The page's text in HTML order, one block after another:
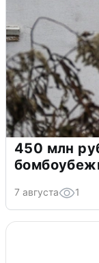
450 млн
7 августа 1